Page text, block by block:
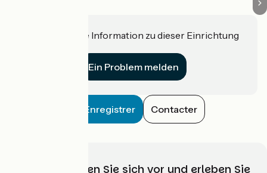
Haben Sie eine Information zu dieser Einrichtung
Ein Problem melden
Enregistrer Contacter
Wählen, bereiten Sie sich vor und erleben Sie